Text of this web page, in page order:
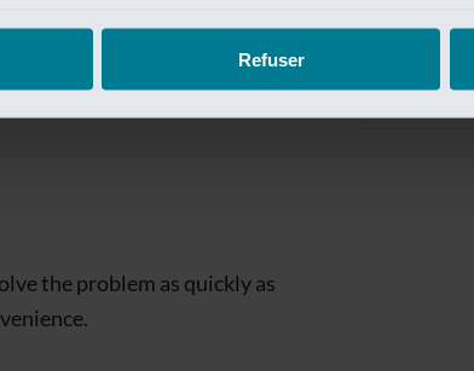
Refuser
Van
is
the problem as quickly as